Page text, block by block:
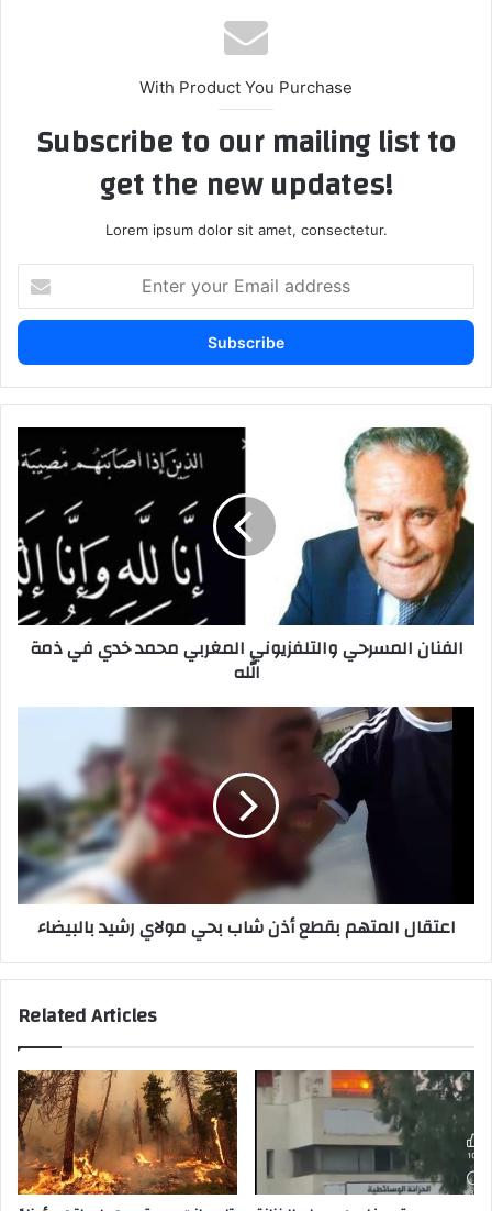
With Product You Purchase
Subscribe to our mailing list to
get the new updates!
Lorem ipsum dolor sit amet, consectetur.
your
Email
المسرحي
والتلفزيوني
المغربي
محمد
خدي
في
ذمة
الله
الفنان المسرحي والتلفزيوني المغربي محمد خدي في ذمة
الله
أذن
شاب
بحي
مولاي
رشيد
بالبيضاء
اعتقال المتهم بقطع أذن شاب بحي مولاي رشيد بالبيضاء
Related Articles